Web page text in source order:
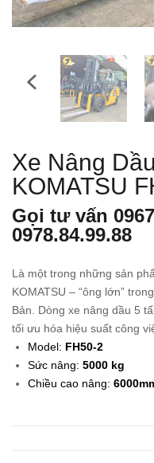
Xe Nâng
KOMATSU
Gọi tư vấn
0978.84.99.88
Là một trong những sản
KOMATSU – “ông lớn”
Bản. Dòng xe nâng dầu 5
tối ưu hóa hiệu suất công
Model: FH50-2
Sức nâng: 5000 kg
Chiều cao nâng: